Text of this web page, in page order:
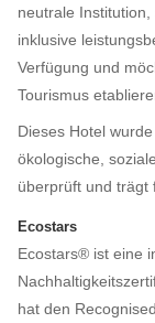
neutrale
inklusive
Verfügung und
Tourismus
Dieses Hotel
ökologische,
überprüft und trägt
Ecostars
Ecostars® ist eine
hat den